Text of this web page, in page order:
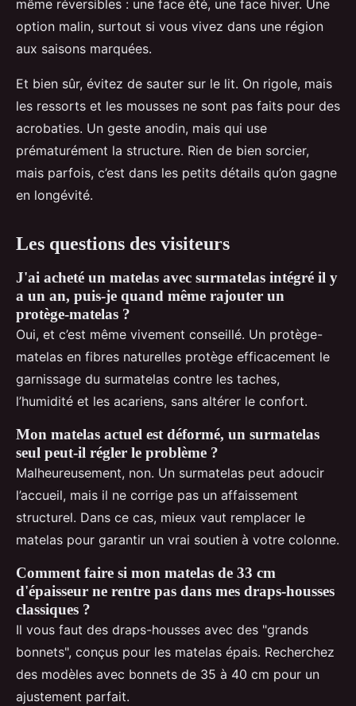
même réversibles : une face été, une face hiver. Une
option malin, surtout si vous vivez dans une région
aux saisons marquées.
Et bien sûr, évitez de sauter sur le lit. On rigole, mais
les ressorts et les mousses ne sont pas faits pour des
acrobaties. Un geste anodin, mais qui use
prématurément la structure. Rien de bien sorcier,
mais parfois, c’est dans les petits détails qu’on gagne
en longévité.
Les questions des visiteurs
J'ai acheté un matelas avec surmatelas intégré il y
a un an, puis-je quand même rajouter un
protège-matelas ?
Oui, et c’est même vivement conseillé. Un protège-
matelas en fibres naturelles protège efficacement le
garnissage du surmatelas contre les taches,
l’humidité et les acariens, sans altérer le confort.
Mon matelas actuel est déformé, un surmatelas
seul peut-il régler le problème ?
Malheureusement, non. Un surmatelas peut adoucir
l’accueil, mais il ne corrige pas un affaissement
structurel. Dans ce cas, mieux vaut remplacer le
matelas pour garantir un vrai soutien à votre colonne.
Comment faire si mon matelas de 33 cm
d'épaisseur ne rentre pas dans mes draps-housses
classiques ?
Il vous faut des draps-housses avec des "grands
bonnets", conçus pour les matelas épais. Recherchez
des modèles avec bonnets de 35 à 40 cm pour un
ajustement parfait.